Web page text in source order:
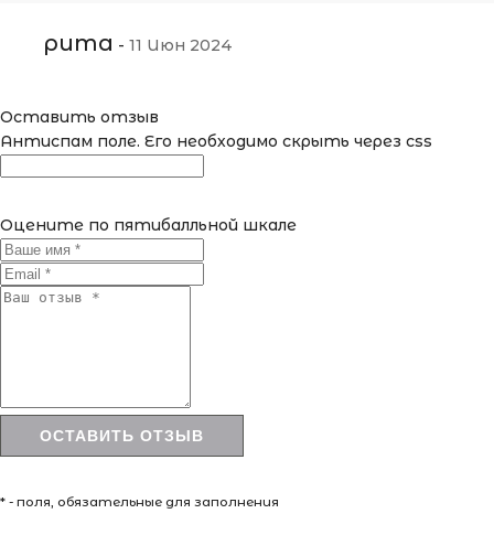
рита - 11 Июн 2024
Оставить отзыв
Антиспам поле. Его необходимо скрыть через css
Оцените по пятибалльной шкале
* - поля, обязательные для заполнения